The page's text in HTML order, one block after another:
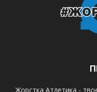
Жорстка Атлетика -